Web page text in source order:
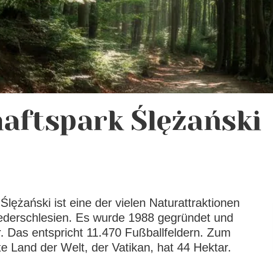
Ślężański
ist eine der vielen Naturattraktionen
Es wurde 1988 gegründet und
Das entspricht 11.470 Fußballfeldern. Zum
Land der Welt, der Vatikan, hat 44 Hektar.